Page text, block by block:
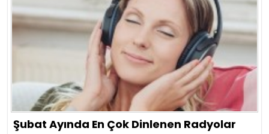
Şubat Ayında En Çok Dinlenen Radyolar